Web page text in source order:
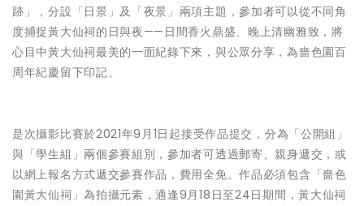
跡」，分設「日景」及「夜景」兩項主題，參加者可以從不同角
度捕捉黃大仙祠的日與夜——日間香火鼎盛、晚上清幽雅致，將
心目中黃大仙祠最美的一面紀錄下來，與公眾分享，為嗇色園百
周年紀慶留下印記。
是次攝影比賽於2021年9月1日起接受作品提交，分為「公開組」
與「學生組」兩個參賽組別，參加者可透過郵寄、親身遞交，或
以網上報名方式遞交參賽作品，費用全免。作品必須包含「嗇色
園黃大仙祠」為拍攝元素，適逢9月18日至24日期間，黃大仙祠